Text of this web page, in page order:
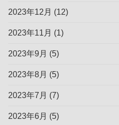
2023年12月 (12)
2023年11月 (1)
2023年9月 (5)
2023年8月 (5)
2023年7月 (7)
2023年6月 (5)